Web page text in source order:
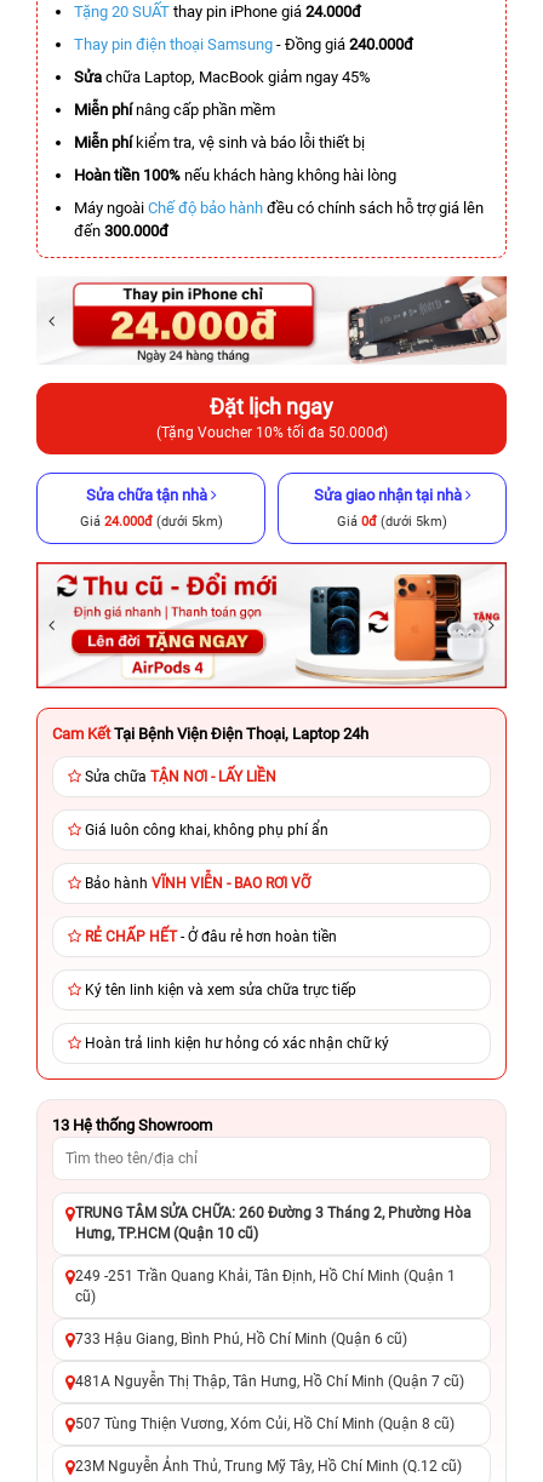
Tặng 20 SUẤT thay pin iPhone giá 24.000đ
Thay pin điện thoại Samsung - Đồng giá 240.000đ
Sửa chữa Laptop, MacBook giảm ngay 45%
Miễn phínâng cấp phần mềm
Miễn phíkiểm tra, vệ sinh và báo lỗi thiết bị
Hoàn tiền 100% nếu khách hàng không hài lòng
Máy ngoài Chế độ bảo hành đều có chính sách hỗ trợ giá lên
đến 300.000đ
Đặt lịch ngay
(Tặng Voucher 10% tối đa 50.000đ)
Sửa chữa tận nhà
Giá 24.000đ(dưới 5km)
Sửa giao nhận tại nhà
Giá 0đ (dưới 5km)
Cam Kết Tại Bệnh Viện Điện Thoại, Laptop 24h
Sửa chữa TẬN NƠI - LẤY LIỀN
Giá luôn công khai, không phụ phí ẩn
Bảo hành VĨNH VIỄN - BAO RƠI VỠ
RẺ CHẤP HẾT- Ở đâu rẻ hơn hoàn tiền
Ký tên linh kiện và xem sửa chữa trực tiếp
Hoàn trả linh kiện hư hỏng có xác nhận chữ ký
13 Hệ thống Showroom
TRUNG TÂM SỬA CHỮA: 260 Đường 3 Tháng 2, Phường Hòa
Hưng, TP.HCM (Quận 10 cũ)
249 -251 Trần Quang Khải, Tân Định, Hồ Chí Minh (Quận 1
cũ)
733 Hậu Giang, Bình Phú, Hồ Chí Minh (Quận 6 cũ)
481A Nguyễn Thị Thập, Tân Hưng, Hồ Chí Minh (Quận 7 cũ)
507 Tùng Thiện Vương, Xóm Củi, Hồ Chí Minh (Quận 8 cũ)
23M Nguyễn Ảnh Thủ, Trung Mỹ Tây, Hồ Chí Minh (Q.12 cũ)